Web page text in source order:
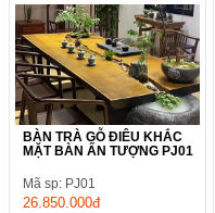
BÀN TRÀ GỖ ĐIÊU KHẮC
MẶT BÀN ẤN TƯỢNG PJ01
Mã sp: PJ01
26.850.000đ